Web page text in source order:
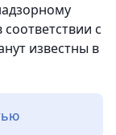
с
известны в